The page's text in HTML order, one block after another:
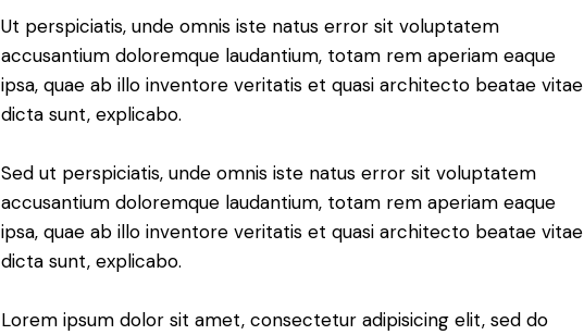
Ut perspiciatis, unde omnis iste natus error sit voluptatem
accusantium doloremque laudantium, totam rem aperiam eaque
ipsa, quae ab illo inventore veritatis et quasi architecto beatae vitae
dicta sunt, explicabo.
Sed ut perspiciatis, unde omnis iste natus error sit voluptatem
accusantium doloremque laudantium, totam rem aperiam eaque
ipsa, quae ab illo inventore veritatis et quasi architecto beatae vitae
dicta sunt, explicabo.
Lorem ipsum dolor sit amet, consectetur adipisicing elit, sed do